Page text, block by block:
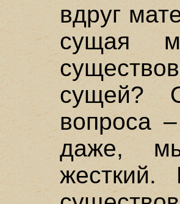
вдруг
сущая
сущей?
вопроса
даже,